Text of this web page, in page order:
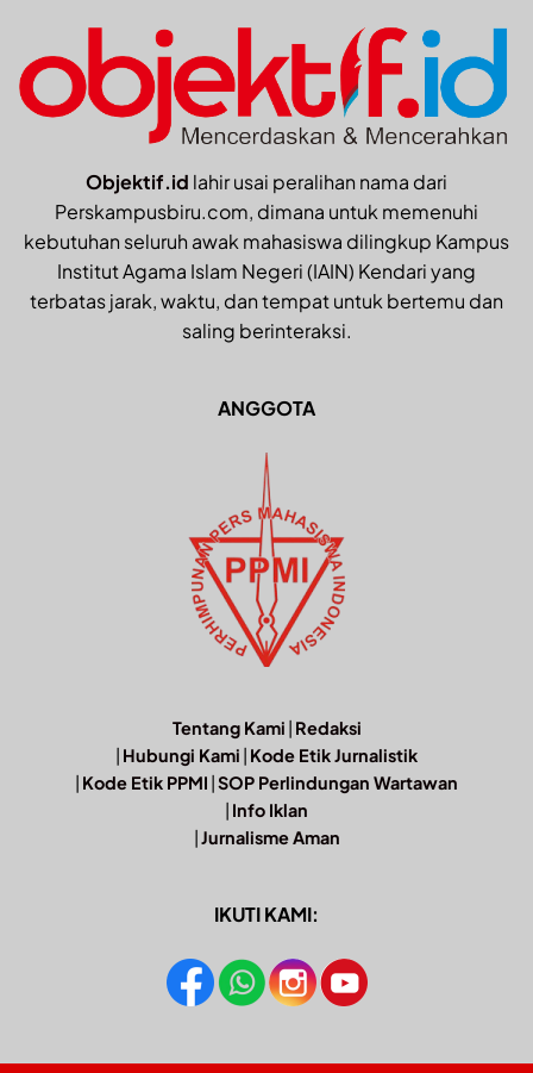
Objektif.id lahir usai peralihan nama dari
Perskampusbiru.com, dimana untuk memenuhi
kebutuhan seluruh awak mahasiswa dilingkup Kampus
Institut Agama Islam Negeri (IAIN) Kendari yang
terbatas jarak, waktu, dan tempat untuk bertemu dan
saling berinteraksi.
ANGGOTA
Tentang Kami | Redaksi
| Hubungi Kami | Kode Etik Jurnalistik
| Kode Etik PPMI |SOP Perlindungan Wartawan
| Info Iklan
|Jurnalisme Aman
IKUTI KAMI: